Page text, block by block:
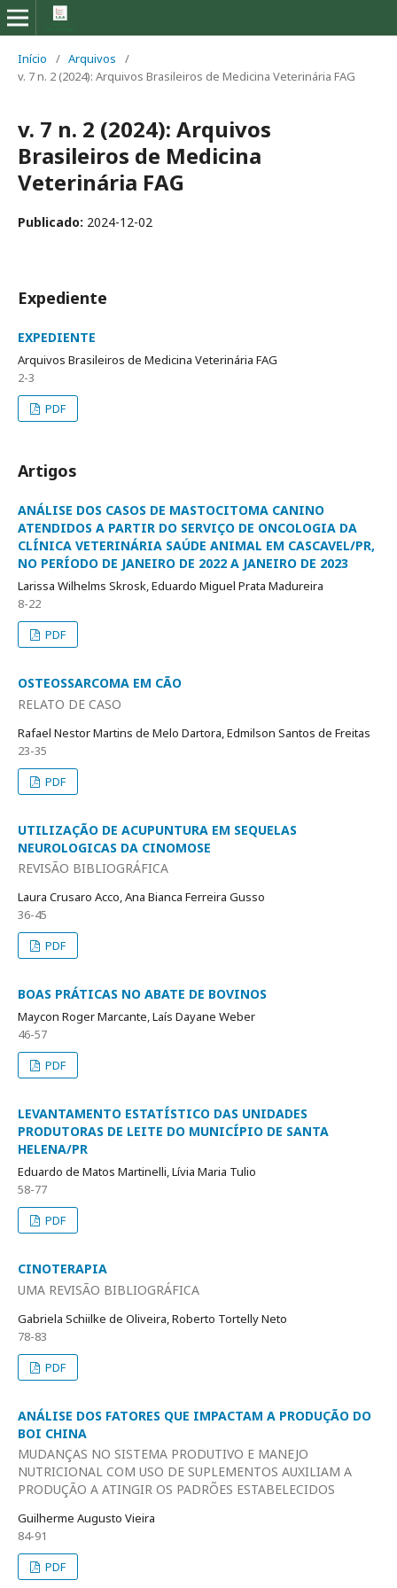
Início / Arquivos
/
v. 7 n. 2 (2024): Arquivos Brasileiros de Medicina Veterinária FAG
v. 7 n. 2 (2024): Arquivos
Brasileiros de Medicina
Veterinária FAG
Publicado: 2024-12-02
Expediente
EXPEDIENTE
Arquivos Brasileiros de Medicina Veterinária FAG
2-3
PDF
Artigos
ANÁLISE DOS CASOS DE MASTOCITOMA CANINO
ATENDIDOS A PARTIR DO SERVIÇO DE ONCOLOGIA DA
CLÍNICA VETERINÁRIA SAÚDE ANIMAL EM CASCAVEL/PR,
NO PERÍODO DE JANEIRO DE 2022 A JANEIRO DE 2023
Larissa Wilhelms Skrosk, Eduardo Miguel Prata Madureira
8-22
PDF
OSTEOSSARCOMA EM CÃO
RELATO DE CASO
Rafael Nestor Martins de Melo Dartora, Edmilson Santos de Freitas
23-35
PDF
UTILIZAÇÃO DE ACUPUNTURA EM SEQUELAS
NEUROLOGICAS DA CINOMOSE
REVISÃO BIBLIOGRÁFICA
Laura Crusaro Acco, Ana Bianca Ferreira Gusso
36-45
PDF
BOAS PRÁTICAS NO ABATE DE BOVINOS
Maycon Roger Marcante, Laís Dayane Weber
46-57
PDF
LEVANTAMENTO ESTATÍSTICO DAS UNIDADES
PRODUTORAS DE LEITE DO MUNICÍPIO DE SANTA
HELENA/PR
Eduardo de Matos Martinelli, Lívia Maria Tulio
58-77
PDF
CINOTERAPIA
UMA REVISÃO BIBLIOGRÁFICA
Gabriela Schiilke de Oliveira, Roberto Tortelly Neto
78-83
PDF
ANÁLISE DOS FATORES QUE IMPACTAM A PRODUÇÃO DO
BOI CHINA
MUDANÇAS NO SISTEMA PRODUTIVO E MANEJO
NUTRICIONAL COM USO DE SUPLEMENTOS AUXILIAM A
PRODUÇÃO A ATINGIR OS PADRÕES ESTABELECIDOS
Guilherme Augusto Vieira
84-91
PDF